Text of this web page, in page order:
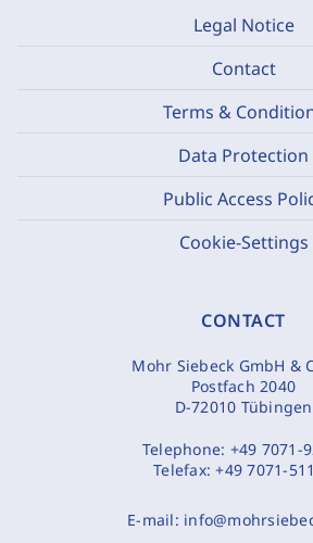
Legal Notice
Contact
Terms &
Data Protection
Public Access
Cookie-Settings
CONTACT
Mohr Siebeck GmbH &
Postfach 2040
D-72010 Tübingen
Telephone: +49 7071-
Telefax:+49 7071-
E-mail: